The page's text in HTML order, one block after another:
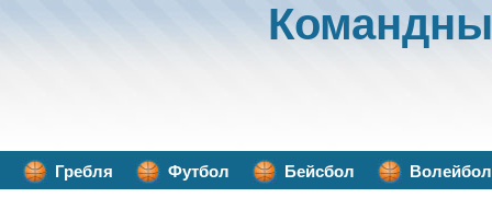
Гребля Футбол Бейсбол Волейбол